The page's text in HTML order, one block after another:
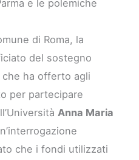
e le polemiche
di Roma, la
del sostegno
che ha offerto agli
per partecipare
Anna Maria
che i fondi utilizzati